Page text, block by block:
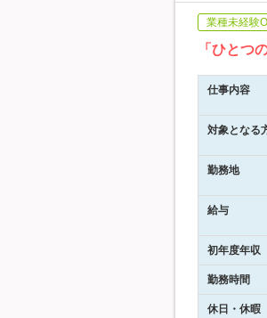
業種未経験
「ひとつ
仕事内容
対象となる
勤務地
給与
初年度年収
勤務時間
休日・休暇